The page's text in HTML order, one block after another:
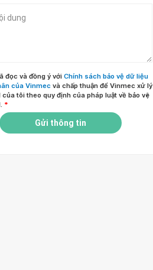
đọc và đồng ý với Chính sách bảo vệ dữ liệu
của Vinmec và chấp thuận để Vinmec xử lý
của tôi theo quy định của pháp luật về bảo vệ
*
Gửi thông tin